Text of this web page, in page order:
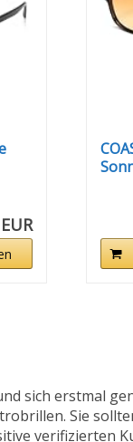
sich erstmal
Sie
verifizierten